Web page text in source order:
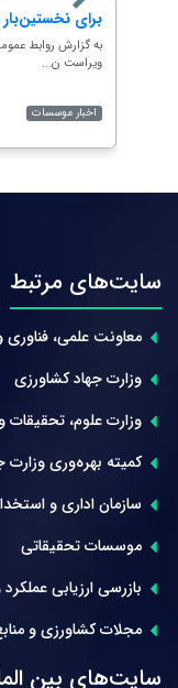
برای نخستین‌بار
به گزارش روابط
ویراست ن...
اخبار موسسات
سایت‌های مرتبط
معاونت علمی، فناوری
وزارت جهاد کشاورزی
وزارت علوم، تحقیقات
کمیته بهره‌وری وزارت
سازمان اداری و
موسسات تحقیقاتی
بازرسی ارزیابی
مجلات کشاورزی و
سایت‌های بین